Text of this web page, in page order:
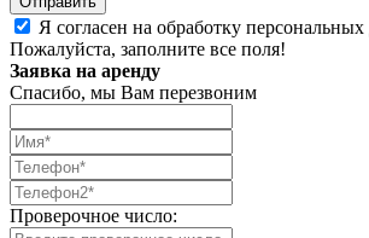
Я согласен на обработку
Пожалуйста, заполните все поля!
Заявка на аренду
Спасибо, мы Вам перезвоним
Проверочное число: